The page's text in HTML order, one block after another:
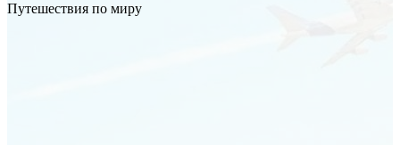
Путешествия по миру